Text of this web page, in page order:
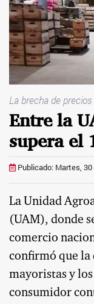
La brecha de precios
Entre la
supera el
Publicado: Martes, 30
La Unidad
(UAM), donde
comercio
confirmó que la
mayoristas y
consumidor